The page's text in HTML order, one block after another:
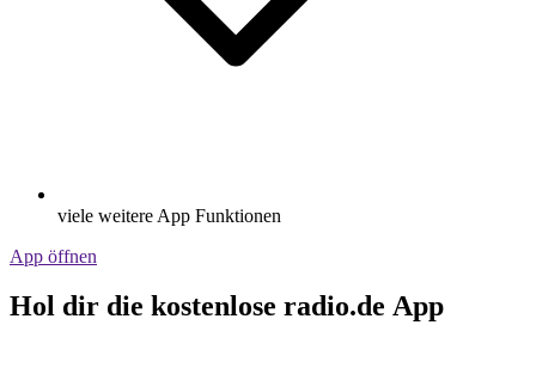
viele weitere App Funktionen
App öffnen
Hol dir die kostenlose radio.de App